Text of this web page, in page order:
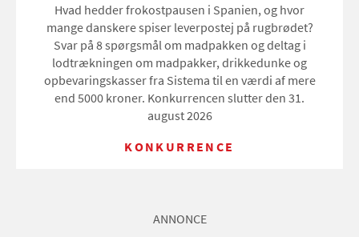
Hvad hedder frokostpausen i Spanien, og hvor
mange danskere spiser leverpostej på rugbrødet?
Svar på 8 spørgsmål om madpakken og deltag i
lodtrækningen om madpakker, drikkedunke og
opbevaringskasser fra Sistema til en værdi af mere
end 5000 kroner. Konkurrencen slutter den 31.
august 2026
KONKURRENCE
ANNONCE